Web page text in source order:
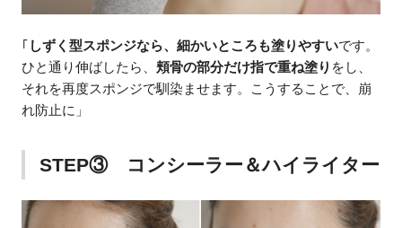
｢ しずく型スポンジなら、細かいところも塗りやすいです。
ひと通り伸ばしたら、頬骨の部分だけ指で重ね塗り をし、
それを再度スポンジで馴染ませます。こうすることで、崩
れ防止に」
STEP③ コンシーラー＆ハイライター